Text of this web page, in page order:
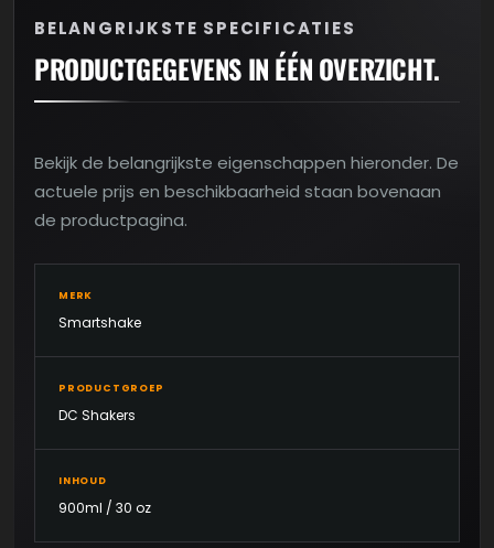
BELANGRIJKSTE SPECIFICATIES
PRODUCTGEGEVENS IN ÉÉN OVERZICHT.
Bekijk de belangrijkste eigenschappen hieronder. De
actuele prijs en beschikbaarheid staan bovenaan
de productpagina.
MERK
Smartshake
PRODUCTGROEP
DC Shakers
INHOUD
900ml / 30 oz